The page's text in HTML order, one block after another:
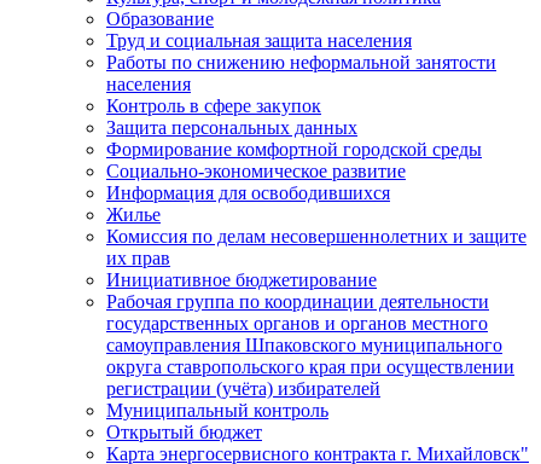
Образование
Труд и социальная защита населения
Работы по снижению неформальной занятости
населения
Контроль в сфере закупок
Защита персональных данных
Формирование комфортной городской среды
Социально-экономическое развитие
Информация для освободившихся
Жилье
Комиссия по делам несовершеннолетних и защите
их прав
Инициативное бюджетирование
Рабочая группа по координации деятельности
государственных органов и органов местного
самоуправления Шпаковского муниципального
округа ставропольского края при осуществлении
регистрации (учёта) избирателей
Муниципальный контроль
Открытый бюджет
Карта энергосервисного контракта г. Михайловск"